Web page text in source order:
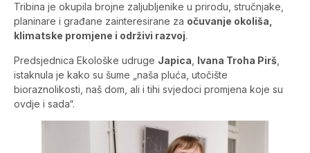
Tribina je okupila brojne zaljubljenike u prirodu, stručnjake,
planinare i građane zainteresirane za očuvanje okoliša,
klimatske promjene i održivi razvoj.
Predsjednica Ekološke udruge Japica Ivana Troha Pirš
istaknula je kako su šume „naša pluća, utočište
bioraznolikosti, naš dom, ali i tihi svjedoci promjena koje su
ovdje i sada“.